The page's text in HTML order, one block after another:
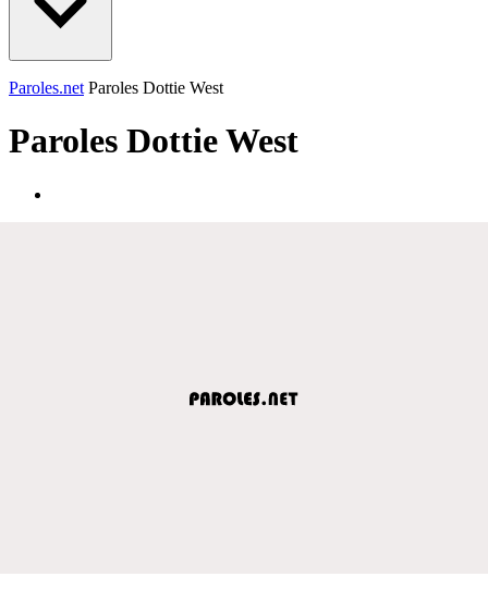
Paroles.net Paroles Dottie West
Paroles Dottie West